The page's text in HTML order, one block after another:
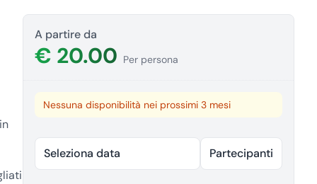
A partire da
€ 20.00 Per persona
Nessuna disponibilità nei prossimi 3 mesi
Seleziona data Partecipanti